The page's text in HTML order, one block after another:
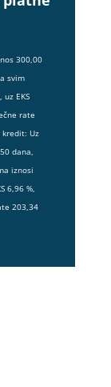
300,00
svim
EKS
rate
kredit: Uz
dana,
iznosi
6,96 %,
203,34